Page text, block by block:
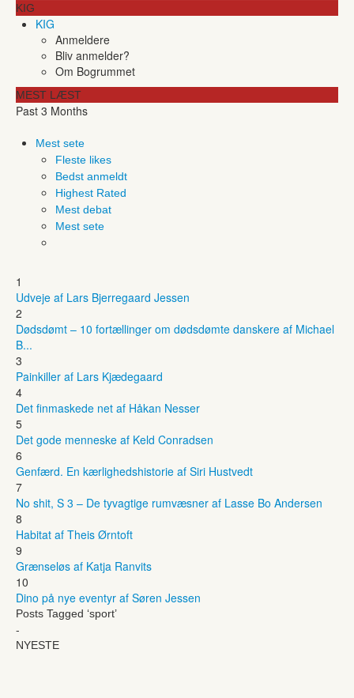
KIG
KIG
Anmeldere
Bliv anmelder?
Om Bogrummet
MEST LÆST
Past 3 Months
Mest sete
Fleste likes
Bedst anmeldt
Highest Rated
Mest debat
Mest sete
1
Udveje af Lars Bjerregaard Jessen
2
Dødsdømt – 10 fortællinger om dødsdømte danskere af Michael
B...
3
Painkiller af Lars Kjædegaard
4
Det finmaskede net af Håkan Nesser
5
Det gode menneske af Keld Conradsen
6
Genfærd. En kærlighedshistorie af Siri Hustvedt
7
No shit, S 3 – De tyvagtige rumvæsner af Lasse Bo Andersen
8
Habitat af Theis Ørntoft
9
Grænseløs af Katja Ranvits
10
Dino på nye eventyr af Søren Jessen
Posts Tagged ‘sport’
-
NYESTE